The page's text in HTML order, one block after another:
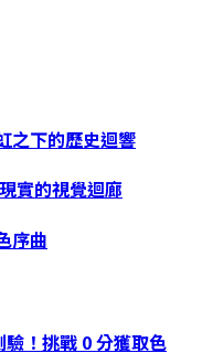
之下的歷史迴響
實的視覺迴廊
序曲
！挑戰 0 分獲取色